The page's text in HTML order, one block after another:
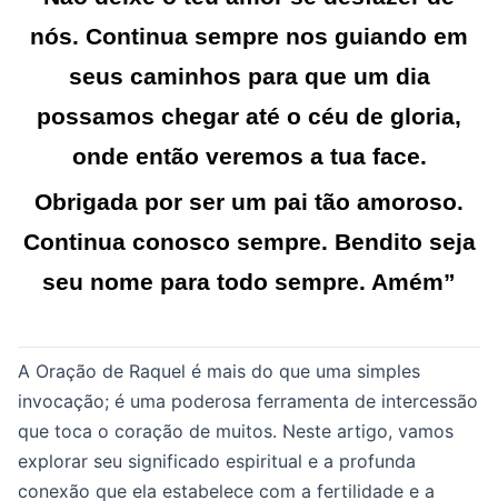
nós. Continua sempre nos guiando em
seus caminhos para que um dia
possamos chegar até o céu de gloria,
onde então veremos a tua face.
Obrigada por ser um pai tão amoroso.
Continua conosco sempre. Bendito seja
seu nome para todo sempre. Amém”
A Oração de Raquel é mais do que uma simples
invocação; é uma poderosa ferramenta de intercessão
que toca o coração de muitos. Neste artigo, vamos
explorar seu significado espiritual e a profunda
conexão que ela estabelece com a fertilidade e a